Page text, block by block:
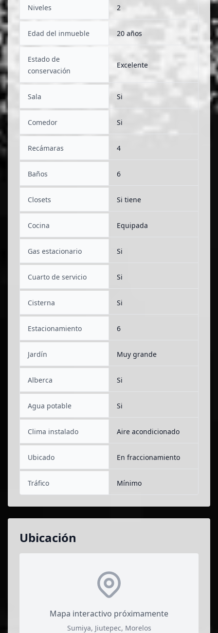
Niveles 2
Edad del inmueble 20 años
Estado de
conservación
Excelente
Sala Si
Comedor Si
Recámaras 4
Baños 6
Closets Si tiene
Cocina Equipada
Gas estacionario Si
Cuarto de servicio Si
Cisterna Si
Estacionamiento 6
Jardín Muy grande
Alberca Si
Agua potable Si
Clima instalado Aire acondicionado
Ubicado En fraccionamiento
Tráfico Mínimo
Ubicación
Mapa interactivo próximamente
Sumiya, Jiutepec, Morelos